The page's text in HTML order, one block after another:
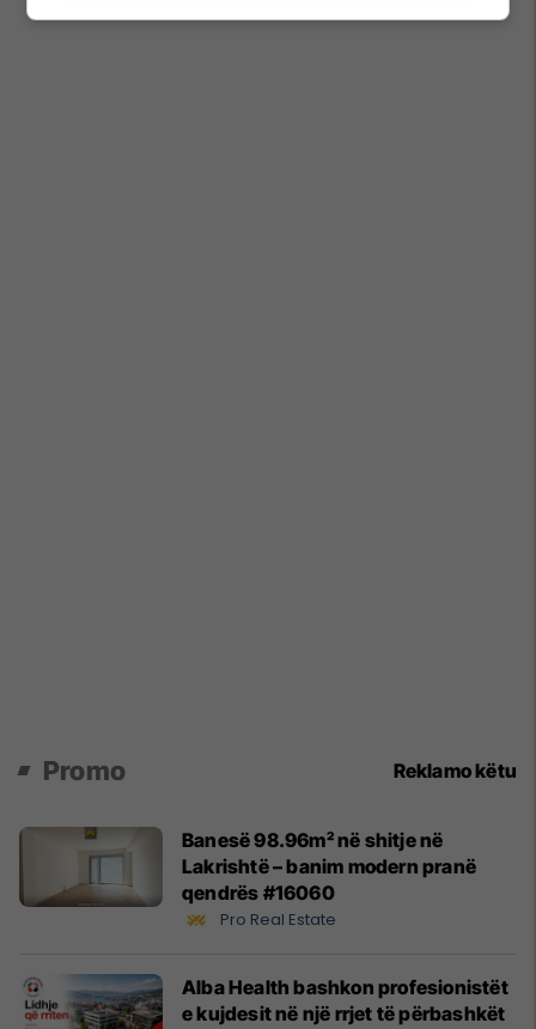
Promo Reklamo këtu
Banesë 98.96m² në shitje në
Lakrishtë – banim modern pranë
qendrës #16060
Pro Real Estate
Alba Health bashkon profesionistët
e kujdesit në një rrjet të përbashkët